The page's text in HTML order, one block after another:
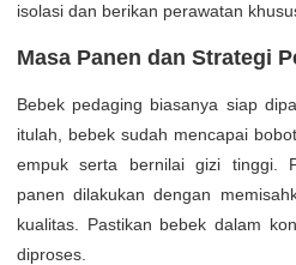
isolasi dan berikan perawatan
Masa Panen dan Strategi
Bebek pedaging biasanya siap
itulah, bebek sudah mencapai
empuk serta bernilai gizi tinggi.
panen dilakukan dengan
kualitas. Pastikan bebek dalam
diproses.